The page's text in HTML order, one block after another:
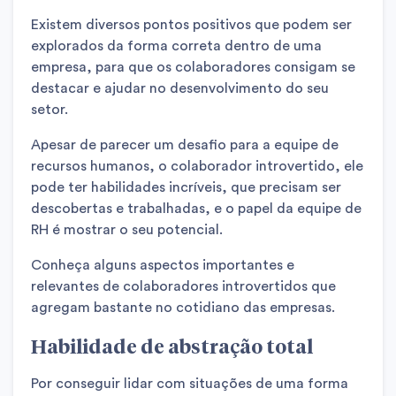
Existem diversos pontos positivos que podem ser
explorados da forma correta dentro de uma
empresa, para que os colaboradores consigam se
destacar e ajudar no desenvolvimento do seu
setor.
Apesar de parecer um desafio para a equipe de
recursos humanos, o colaborador introvertido, ele
pode ter habilidades incríveis, que precisam ser
descobertas e trabalhadas, e o papel da equipe de
RH é mostrar o seu potencial.
Conheça alguns aspectos importantes e
relevantes de colaboradores introvertidos que
agregam bastante no cotidiano das empresas.
Habilidade de abstração total
Por conseguir lidar com situações de uma forma